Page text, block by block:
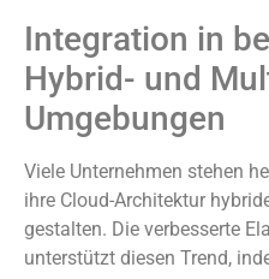
Integration in
Hybrid- und
Umgebungen
Viele Unternehmen stehen
ihre Cloud-Architektur
gestalten. Die verbesserte
unterstützt diesen Trend,